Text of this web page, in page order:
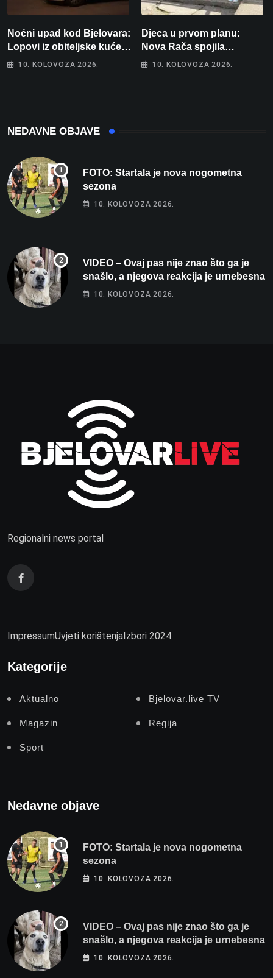
Noćni upad kod Bjelovara:
Lopovi iz obiteljske kuće
odnijeli novac i zlato
10. KOLOVOZA 2026.
Djeca u prvom planu:
Nova Rača spojila
nogomet, programiranje,
10. KOLOVOZA 2026.
NEDAVNE OBJAVE
FOTO: Startala je nova nogometna
sezona
10. KOLOVOZA 2026.
VIDEO – Ovaj pas nije znao što ga je
snašlo, a njegova reakcija je urnebesna
10. KOLOVOZA 2026.
Regionalni news portal
ImpressumUvjeti korištenjaIzbori 2024.
Kategorije
Aktualno Bjelovar.live TV
Magazin Regija
Sport
Nedavne objave
FOTO: Startala je nova nogometna
sezona
10. KOLOVOZA 2026.
VIDEO – Ovaj pas nije znao što ga je
snašlo, a njegova reakcija je urnebesna
10. KOLOVOZA 2026.